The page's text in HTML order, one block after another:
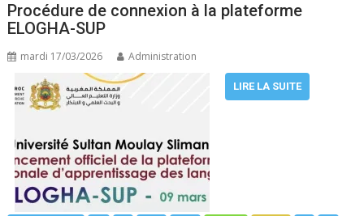
Procédure de connexion à la plateforme
ELOGHA-SUP
mardi 17/03/2026 Administration
LIRE LA SUITE